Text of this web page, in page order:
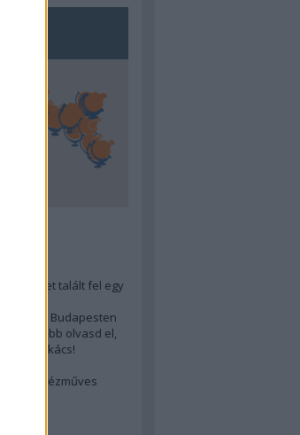
térképet talált fel egy
ebéd Budapesten
előbb olvasd el,
szakács!
orosz kézműves